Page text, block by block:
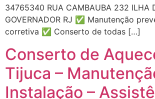
34765340 RUA CAMBAUBA 232 ILHA
GOVERNADOR RJ ✅ Manutenção
corretiva ✅ Conserto de todas […]
Conserto de
Tijuca –
Instalação –